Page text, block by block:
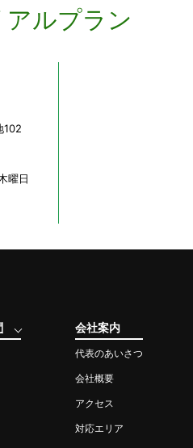
102
曜日
会社案内
代表のあいさつ
会社概要
アクセス
対応エリア